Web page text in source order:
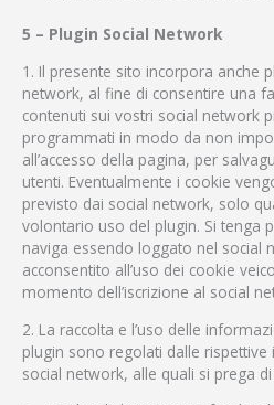
5 – Plugin Social Network
1. Il presente sito incorpora anche
network, al fine di consentire una
contenuti sui vostri social network
programmati in modo da non
all’accesso della pagina, per
utenti. Eventualmente i cookie
previsto dai social network, solo
volontario uso del plugin. Si tenga
naviga essendo loggato nel social
acconsentito all’uso dei cookie
momento dell’iscrizione al social
2. La raccolta e l’uso delle
plugin sono regolati dalle
social network, alle quali si prega